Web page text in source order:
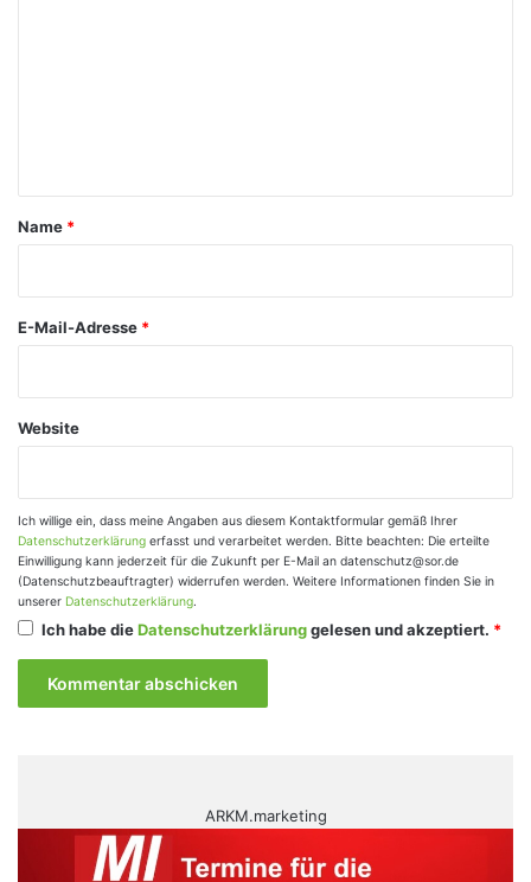
a
Name *
E-Mail-Adresse *
Website
Ich willige ein, dass meine Angaben aus diesem Kontaktformular gemäß Ihrer
Datenschutzerklärung erfasst und verarbeitet werden. Bitte beachten: Die erteilte
Einwilligung kann jederzeit für die Zukunft per E-Mail an datenschutz@sor.de
(Datenschutzbeauftragter) widerrufen werden. Weitere Informationen finden Sie in
unserer Datenschutzerklärung.
Ich habe dieDatenschutzerklärunggelesen und akzeptiert. *
ARKM.marketing